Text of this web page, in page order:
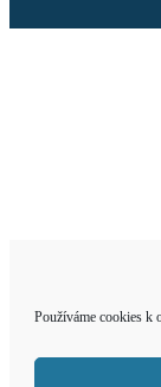
Používáme cookies k